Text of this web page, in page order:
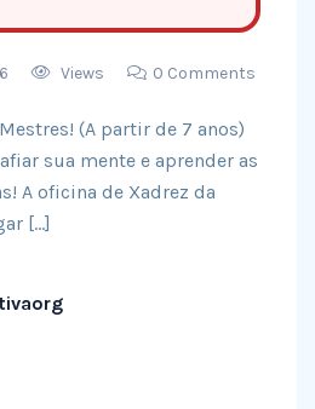
Views 0 Comments
(A partir de 7 anos)
sua mente e aprender as
A oficina de Xadrez da
[…]